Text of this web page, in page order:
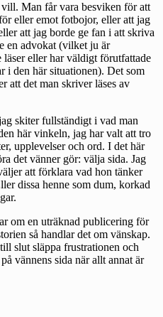
Man får vara besviken för att
eller emot fotbojor, eller att jag
att jag borde ge fan i att skriva
en advokat (vilket ju är
läser eller har väldigt förutfattade
i den här situationen). Det som
att det man skriver läses av
skiter fullständigt i vad man
här vinkeln, jag har valt att tro
upplevelser och ord. I det här
det vänner gör: välja sida. Jag
att förklara vad hon tänker
dissa henne som dum, korkad
om en uträknad publicering för
så handlar det om vänskap.
slut släppa frustrationen och
vännens sida när allt annat är